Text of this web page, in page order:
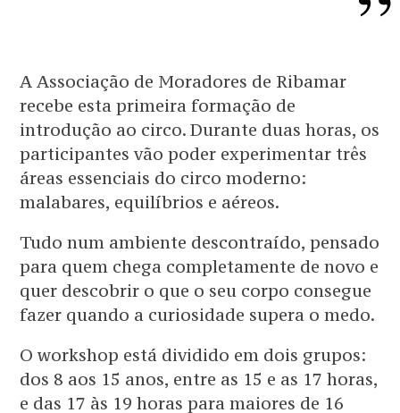
A Associação de Moradores de Ribamar
recebe esta primeira formação de
introdução ao circo. Durante duas horas, os
participantes vão poder experimentar três
áreas essenciais do circo moderno:
malabares, equilíbrios e aéreos.
Tudo num ambiente descontraído, pensado
para quem chega completamente de novo e
quer descobrir o que o seu corpo consegue
fazer quando a curiosidade supera o medo.
O workshop está dividido em dois grupos:
dos 8 aos 15 anos, entre as 15 e as 17 horas,
e das 17 às 19 horas para maiores de 16